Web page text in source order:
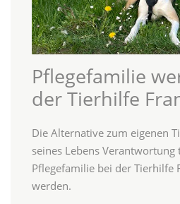
Pflegefamilie
der Tierhilfe
Die Alternative zum eigenen
seines Lebens Verantwortung
Pflegefamilie bei der Tierhilfe
werden.